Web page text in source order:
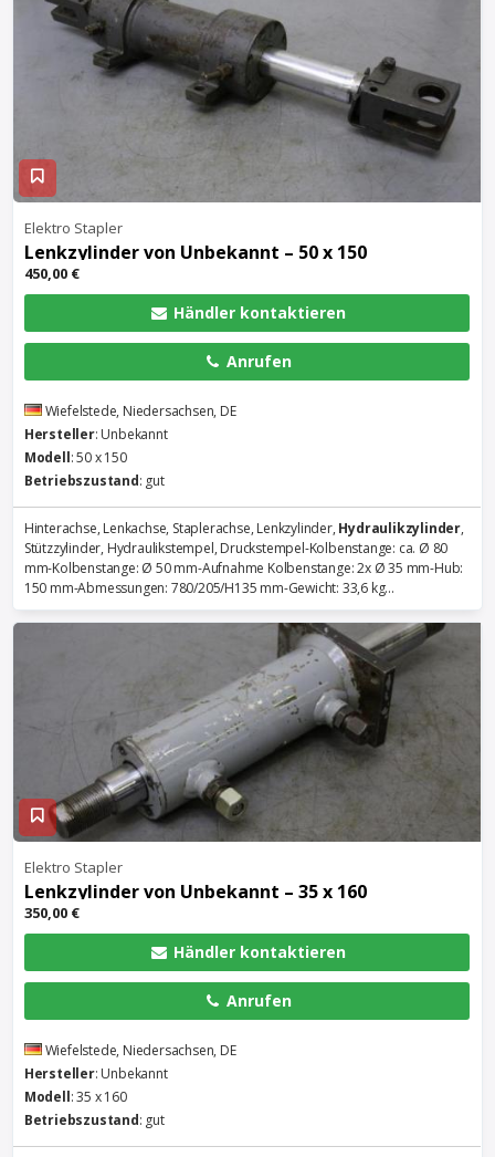
Elektro Stapler
Lenkzylinder von Unbekannt – 50 x 150
450,00 €
Händler kontaktieren
Anrufen
Wiefelstede, Niedersachsen, DE
Hersteller: Unbekannt
Modell: 50 x 150
Betriebszustand: gut
Hinterachse, Lenkachse, Staplerachse, Lenkzylinder, Hydraulikzylinder,
Stützzylinder, Hydraulikstempel, Druckstempel-Kolbenstange: ca. Ø 80
mm-Kolbenstange: Ø 50 mm-Aufnahme Kolbenstange: 2x Ø 35 mm-Hub:
150 mm-Abmessungen: 780/205/H135 mm-Gewicht: 33,6 kg...
Elektro Stapler
Lenkzylinder von Unbekannt – 35 x 160
350,00 €
Händler kontaktieren
Anrufen
Wiefelstede, Niedersachsen, DE
Hersteller: Unbekannt
Modell: 35 x 160
Betriebszustand: gut